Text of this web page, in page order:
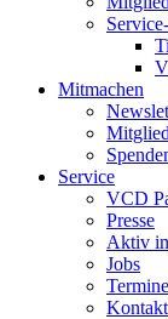
Mitmachen
Service
VCD
Presse
Aktiv
Jobs
Termine
Kontakt